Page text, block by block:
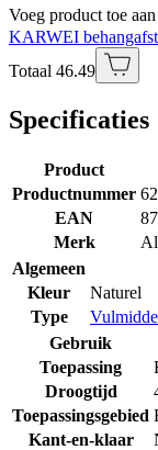
Voeg product toe aan
KARWEI
Totaal 46.49
Specificaties
Product
Productnummer
EAN
Merk
Algemeen
Kleur
Naturel
Type
Gebruik
Toepassing
Droogtijd
Toepassingsgebied
Kant-en-klaar